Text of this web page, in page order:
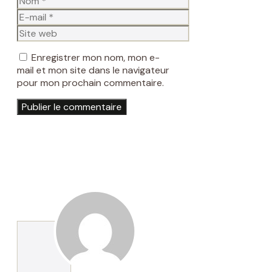
E-
mail
Site
web
Enregistrer mon nom, mon e-
mail et mon site dans le navigateur
pour mon prochain commentaire.